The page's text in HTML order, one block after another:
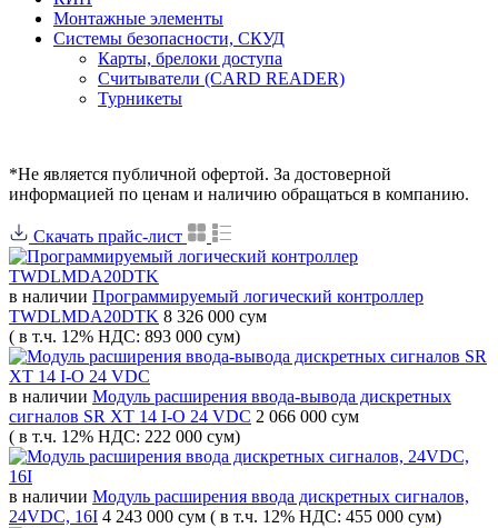
Монтажные элементы
Системы безопасности, СКУД
Карты, брелоки доступа
Считыватели (CARD READER)
Турникеты
*Не является публичной офертой. За достоверной
информацией по ценам и наличию обращаться в компанию.
Скачать прайс-лист
в наличии Программируемый логический контроллер
TWDLMDA20DTK 8 326 000 сум
( в т.ч. 12% НДС: 893 000 сум)
в наличии Модуль расширения ввода-вывода дискретных
сигналов SR XT 14 I-O 24 VDC 2 066 000 сум
( в т.ч. 12% НДС: 222 000 сум)
в наличии Модуль расширения ввода дискретных сигналов,
24VDC, 16I 4 243 000 сум ( в т.ч. 12% НДС: 455 000 сум)